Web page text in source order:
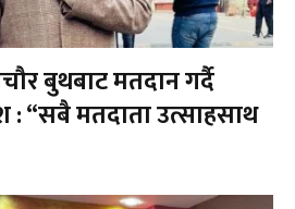
बुथबाट मतदान गर्दै
“सबै मतदाता उत्साहसाथ